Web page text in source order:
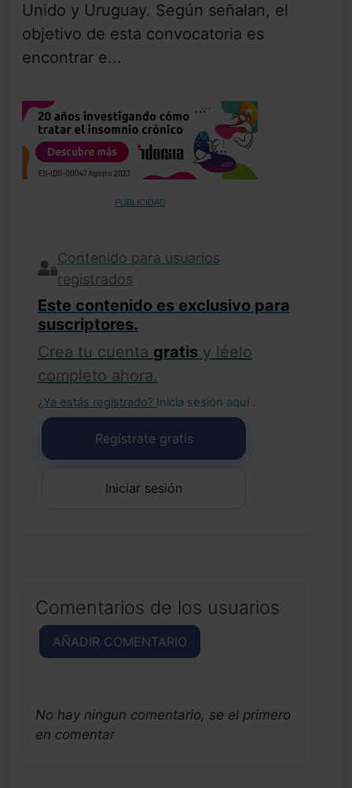
Unido y Uruguay. Según señalan, el
objetivo de esta convocatoria es
encontrar e...
PUBLICIDAD
Contenido para usuarios
registrados
Este contenido es exclusivo para
suscriptores.
Crea tu cuenta gratis y léelo
completo ahora.
¿Ya estás registrado? Inicia sesión aquí .
Regístrate gratis
Iniciar sesión
Comentarios de los usuarios
AÑADIR COMENTARIO
No hay ningun comentario, se el primero
en comentar